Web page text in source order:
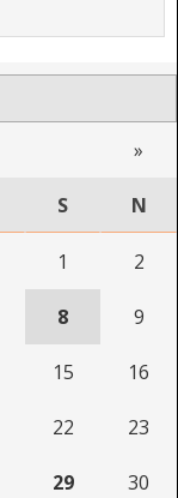
»
S N
1 2
8 9
15 16
22 23
29 30